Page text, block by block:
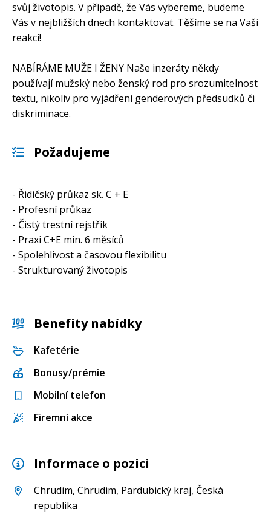
svůj životopis. V případě, že Vás vybereme, budeme
Vás v nejbližších dnech kontaktovat. Těšíme se na Vaši
reakci!
NABÍRÁME MUŽE I ŽENY Naše inzeráty někdy
používají mužský nebo ženský rod pro srozumitelnost
textu, nikoliv pro vyjádření genderových předsudků či
diskriminace.
Požadujeme
- Řidičský průkaz sk. C + E
- Profesní průkaz
- Čistý trestní rejstřík
- Praxi C+E min. 6 měsíců
- Spolehlivost a časovou flexibilitu
- Strukturovaný životopis
Benefity nabídky
Kafetérie
Bonusy/prémie
Mobilní telefon
Firemní akce
Informace o pozici
Chrudim, Chrudim, Pardubický kraj, Česká
republika